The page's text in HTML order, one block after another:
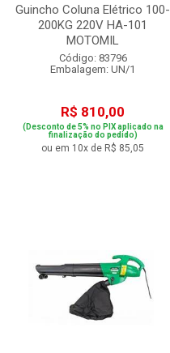
Guincho Coluna Elétrico 100-
200KG 220V HA-101
MOTOMIL
Código: 83796
Embalagem: UN/1
R$ 810,00
(Desconto de 5% no PIX aplicado na
finalização do pedido)
ou em 10x de R$ 85,05